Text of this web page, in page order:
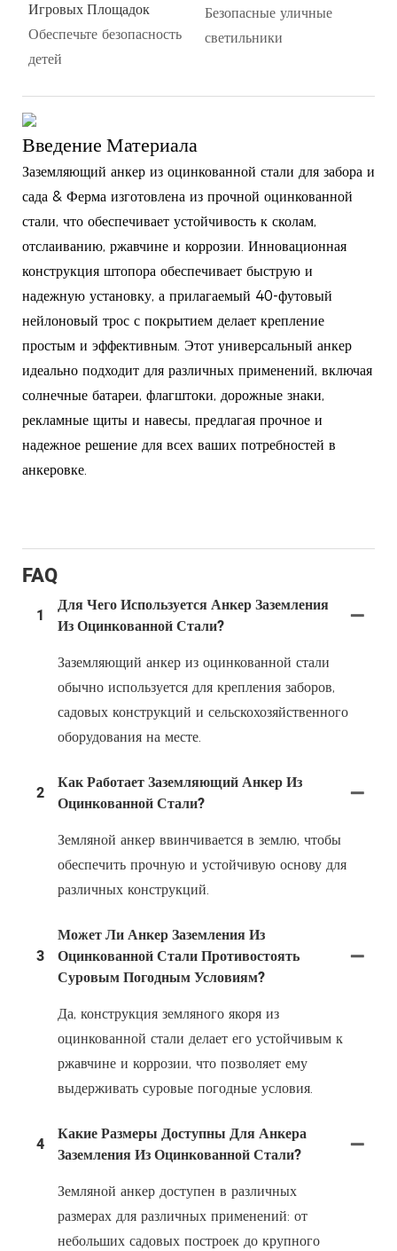
Игровых Площадок
Обеспечьте безопасность
детей
Безопасные уличные
светильники
Введение Материала
Заземляющий анкер из оцинкованной стали для забора и
сада & Ферма изготовлена ​​из прочной оцинкованной
стали, что обеспечивает устойчивость к сколам,
отслаиванию, ржавчине и коррозии. Инновационная
конструкция штопора обеспечивает быструю и
надежную установку, а прилагаемый 40-футовый
нейлоновый трос с покрытием делает крепление
простым и эффективным. Этот универсальный анкер
идеально подходит для различных применений, включая
солнечные батареи, флагштоки, дорожные знаки,
рекламные щиты и навесы, предлагая прочное и
надежное решение для всех ваших потребностей в
анкеровке.
FAQ
1
Для Чего Используется Анкер Заземления
Из Оцинкованной Стали?
Заземляющий анкер из оцинкованной стали
обычно используется для крепления заборов,
садовых конструкций и сельскохозяйственного
оборудования на месте.
2
Как Работает Заземляющий Анкер Из
Оцинкованной Стали?
Земляной анкер ввинчивается в землю, чтобы
обеспечить прочную и устойчивую основу для
различных конструкций.
3
Может Ли Анкер Заземления Из
Оцинкованной Стали Противостоять
Суровым Погодным Условиям?
Да, конструкция земляного якоря из
оцинкованной стали делает его устойчивым к
ржавчине и коррозии, что позволяет ему
выдерживать суровые погодные условия.
4
Какие Размеры Доступны Для Анкера
Заземления Из Оцинкованной Стали?
Земляной анкер доступен в различных
размерах для различных применений: от
небольших садовых построек до крупного